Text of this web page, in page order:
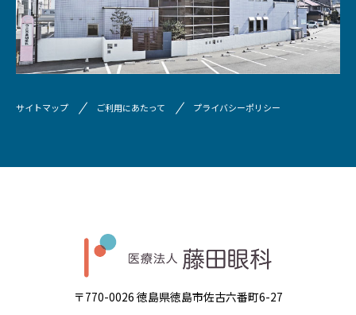
サイトマップ ご利用にあたって プライバシーポリシー
〒770-0026 徳島県徳島市佐古六番町6-27